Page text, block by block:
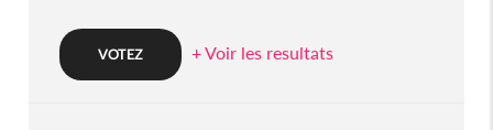
+ Voir les resultats